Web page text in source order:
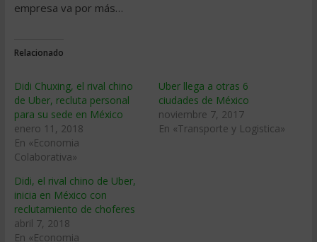
empresa va por más…
Relacionado
Didi Chuxing, el rival chino
de Uber, recluta personal
para su sede en México
enero 11, 2018
En «Economia
Colaborativa»
Uber llega a otras 6
ciudades de México
noviembre 7, 2017
En «Transporte y Logistica»
Didi, el rival chino de Uber,
inicia en México con
reclutamiento de choferes
abril 7, 2018
En «Economia